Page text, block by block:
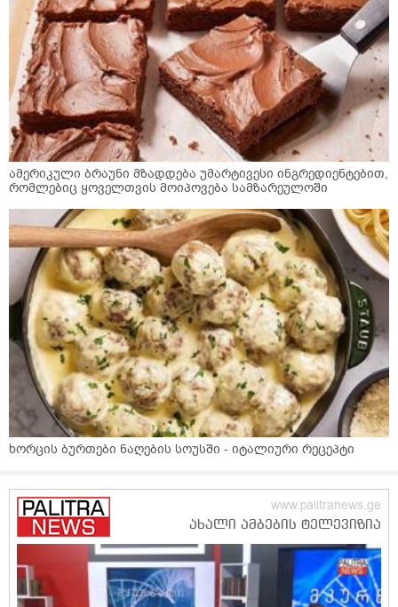
ამერიკული ბრაუნი მზადდება უმარტივესი ინგრედიენტებით,
რომლებიც ყოველთვის მოიპოვება სამზარეულოში
ხორცის ბურთები ნაღების სოუსში - იტალიური რეცეპტი